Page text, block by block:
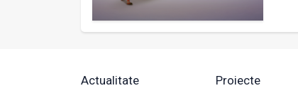
Actualitate Proiecte